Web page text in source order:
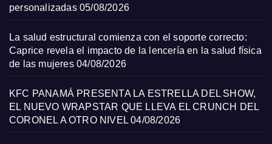
personalizadas 05/08/2026
La salud estructural comienza con el soporte correcto:
Caprice revela el impacto de la lencería en la salud física
de las mujeres 04/08/2026
KFC PANAMÁ PRESENTA LA ESTRELLA DEL SHOW,
EL NUEVO WRAPSTAR QUE LLEVA EL CRUNCH DEL
CORONEL A OTRO NIVEL 04/08/2026